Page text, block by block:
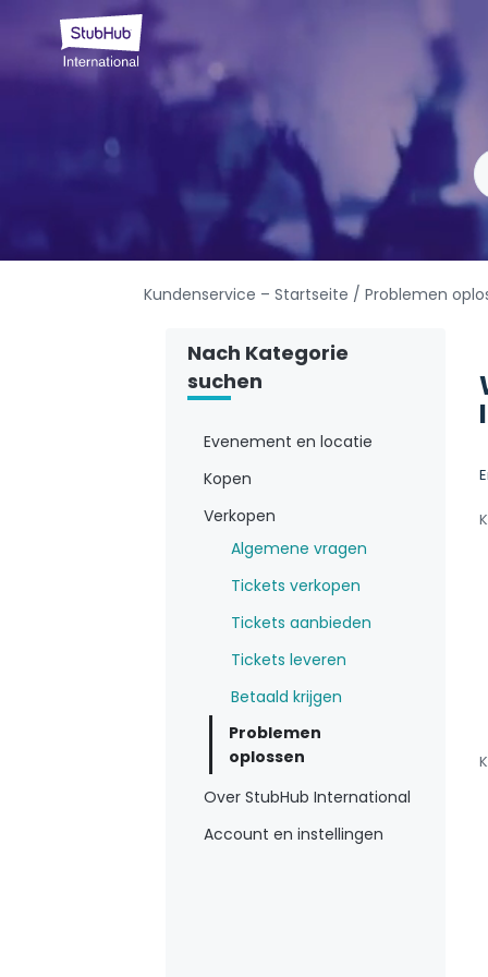
Kundenservice – Startseite / Problemen
Nach Kategorie
suchen
Evenement en locatie
Kopen
Verkopen
Algemene vragen
Tickets verkopen
Tickets aanbieden
Tickets leveren
Betaald krijgen
Problemen
oplossen
Over StubHub International
Account en instellingen